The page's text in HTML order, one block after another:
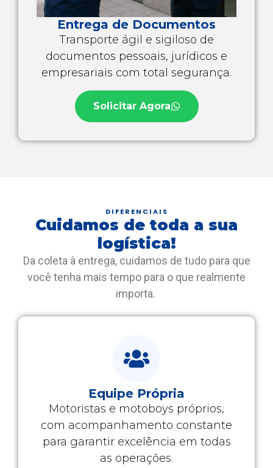
Entrega de Documentos
Transporte ágil e sigiloso de
documentos pessoais, jurídicos e
empresariais com total segurança.
Solicitar Agora
DIFERENCIAIS
Cuidamos de toda a sua
logística!
Da coleta à entrega, cuidamos de tudo para que
você tenha mais tempo para o que realmente
importa.
Equipe Própria
Motoristas e motoboys próprios,
com acompanhamento constante
para garantir excelência em todas
as operações.